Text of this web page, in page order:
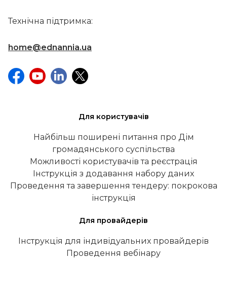
Технічна підтримка:
home@ednannia.ua
Для користувачів
Найбільш поширені питання про Дім
громадянського суспільства
Можливості користувачів та реєстрація
Інструкція з додавання набору даних
Проведення та завершення тендеру: покрокова
інструкція
Для провайдерів
Інструкція для індивідуальних провайдерів
Проведення вебінару